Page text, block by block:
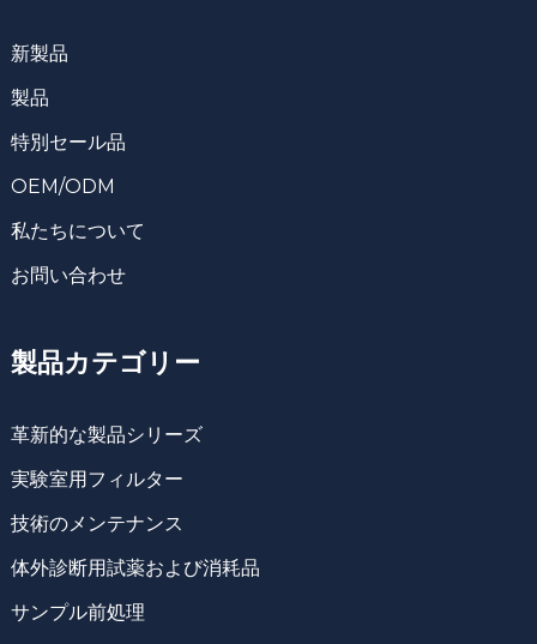
新製品
製品
特別セール品
OEM/ODM
私たちについて
お問い合わせ
製品カテゴリー
革新的な製品シリーズ
実験室用フィルター
技術のメンテナンス
体外診断用試薬および消耗品
サンプル前処理